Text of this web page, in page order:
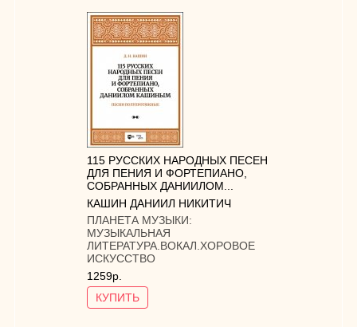
115 РУССКИХ НАРОДНЫХ ПЕСЕН
ДЛЯ ПЕНИЯ И ФОРТЕПИАНО,
СОБРАННЫХ ДАНИИЛОМ...
КАШИН ДАНИИЛ НИКИТИЧ
ПЛАНЕТА МУЗЫКИ:
МУЗЫКАЛЬНАЯ
ЛИТЕРАТУРА.ВОКАЛ.ХОРОВОЕ
ИСКУССТВО
1259р.
КУПИТЬ